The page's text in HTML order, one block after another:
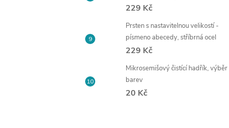
229 Kč
Prsten s nastavitelnou velikostí -
písmeno abecedy, stříbrná ocel
229 Kč
Mikrosemišový čistící hadřík, výběr
barev
20 Kč